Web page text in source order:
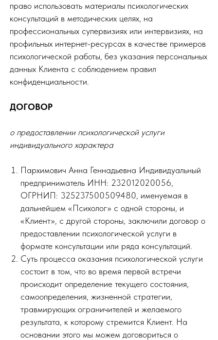
право использовать материалы психологических
консультаций в методических целях, на
профессиональных супервизиях или интервизиях, на
профильных интернет-ресурсах в качестве примеров
психологической работы, без указания персональных
данных Клиента с соблюдением правил
конфиденциальности.
ДОГОВОР
о предоставлении психологической услуги
индивидуального характера
Пархимович Анна Геннадьевна Индивидуальный
предприниматель ИНН: 232012020056,
ОГРНИП: 325237500509480, именуемая в
дальнейшем «Психолог» с одной стороны, и
«Клиент», с другой стороны, заключили договор о
предоставлении психологической услуги в
формате консультации или ряда консультаций.
Суть процесса оказания психологической услуги
состоит в том, что во время первой встречи
происходит определение текущего состояния,
самоопределения, жизненной стратегии,
травмирующих ограничителей и желаемого
результата, к которому стремится Клиент. На
основании этого мы можем договориться о